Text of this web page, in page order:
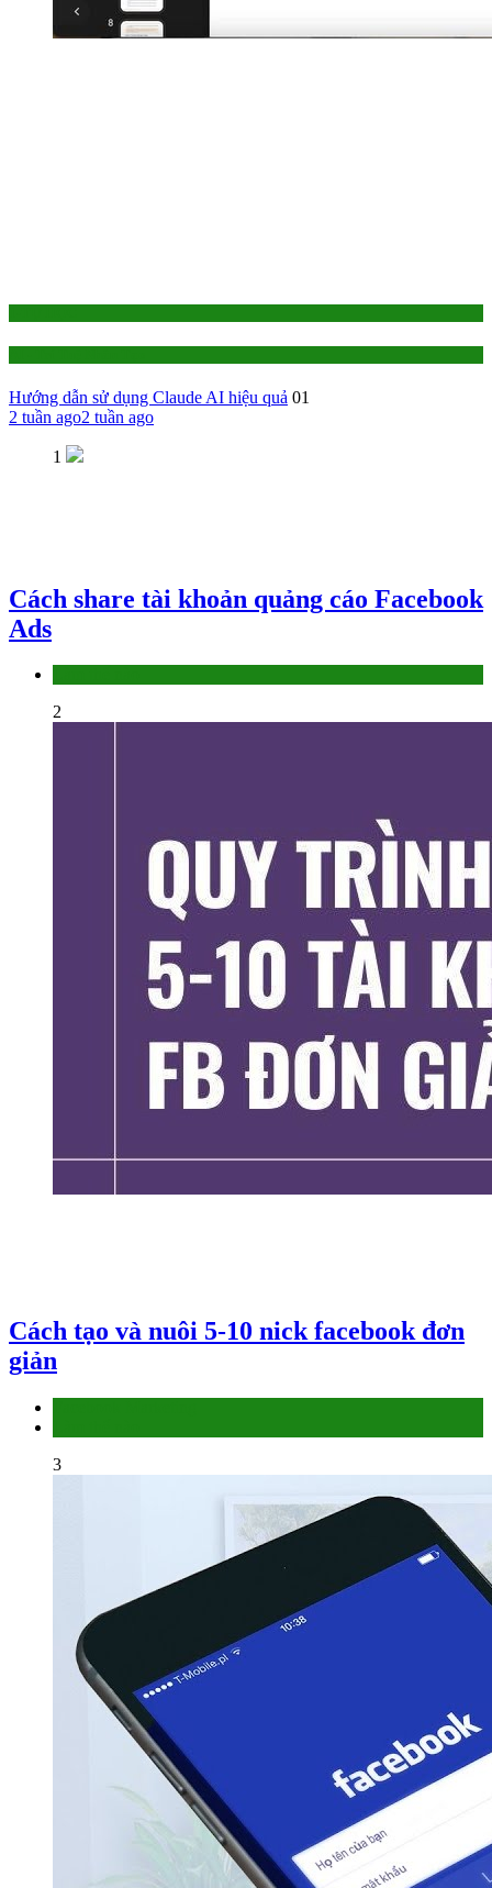
Hướng dẫn sử dụng Claude AI hiệu quả 01
2 tuần ago2 tuần ago
1
Cách share tài khoản quảng cáo Facebook
Ads
2
Cách tạo và nuôi 5-10 nick facebook đơn
giản
3